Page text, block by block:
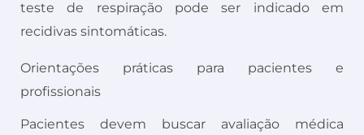
teste de respiração pode ser indicado em
recidivas sintomáticas.
Orientações práticas para pacientes e
profissionais
Pacientes devem buscar avaliação médica